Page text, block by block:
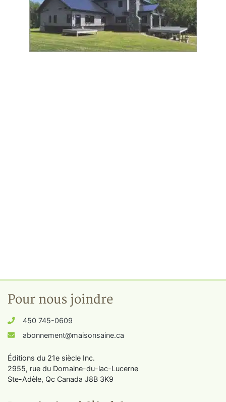
Pour nous joindre
450 745-0609
abonnement@maisonsaine.ca
Éditions du 21e siècle Inc.
2955, rue du Domaine-du-lac-Lucerne
Ste-Adèle, Qc Canada J8B 3K9